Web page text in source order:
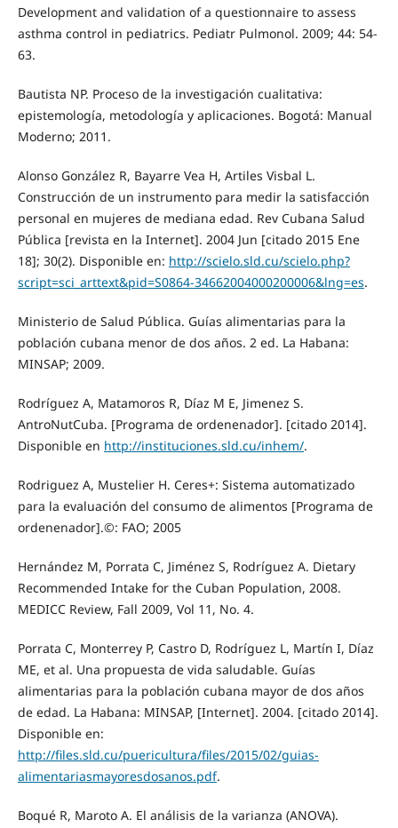
Development and validation of a questionnaire to assess
asthma control in pediatrics. Pediatr Pulmonol. 2009; 44: 54-
63.
Bautista NP. Proceso de la investigación cualitativa:
epistemología, metodología y aplicaciones. Bogotá: Manual
Moderno; 2011.
Alonso González R, Bayarre Vea H, Artiles Visbal L.
Construcción de un instrumento para medir la satisfacción
personal en mujeres de mediana edad. Rev Cubana Salud
Pública [revista en la Internet]. 2004 Jun [citado 2015 Ene
18]; 30(2). Disponible en: http://scielo.sld.cu/scielo.php?
script=sci_arttext&pid=S0864-34662004000200006&lng=es.
Ministerio de Salud Pública. Guías alimentarias para la
población cubana menor de dos años. 2 ed. La Habana:
MINSAP; 2009.
Rodríguez A, Matamoros R, Díaz M E, Jimenez S.
AntroNutCuba. [Programa de ordenenador]. [citado 2014].
Disponible en http://instituciones.sld.cu/inhem/.
Rodriguez A, Mustelier H. Ceres+: Sistema automatizado
para la evaluación del consumo de alimentos [Programa de
ordenenador].©: FAO; 2005
Hernández M, Porrata C, Jiménez S, Rodríguez A. Dietary
Recommended Intake for the Cuban Population, 2008.
MEDICC Review, Fall 2009, Vol 11, No. 4.
Porrata C, Monterrey P, Castro D, Rodríguez L, Martín I, Díaz
ME, et al. Una propuesta de vida saludable. Guías
alimentarias para la población cubana mayor de dos años
de edad. La Habana: MINSAP, [Internet]. 2004. [citado 2014].
Disponible en:
http://files.sld.cu/puericultura/files/2015/02/guias-
alimentariasmayoresdosanos.pdf.
Boqué R, Maroto A. El análisis de la varianza (ANOVA).